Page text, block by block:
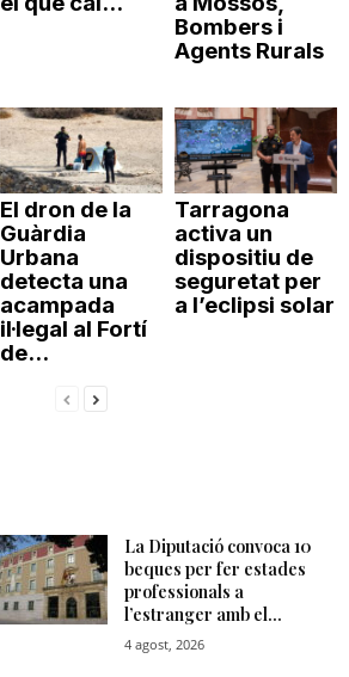
Bombers i
Agents Rurals
El dron de la
Guàrdia
Urbana
detecta una
acampada
il·legal al Fortí
de...
Tarragona
activa un
dispositiu de
seguretat per
a l’eclipsi solar